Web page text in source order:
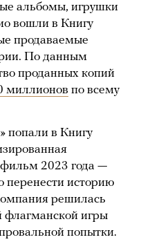
альбомы, игрушки
вошли в Книгу
продаваемые
По данным
проданных копий
миллионов по всему
попали в Книгу
2023 года —
перенести историю
решилась
флагманской игры
попытки.